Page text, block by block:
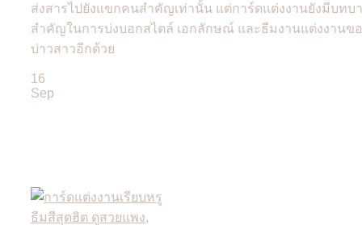
ส่งสารไปยังแขกคนสำคัญเท่านั้น แต่การ์ดแต่งงานยังมีบทบ
สำคัญในการบ่งบอกสไตล์ เอกลักษณ์ และธีมงานแต่งงานข
บ่าวสาวอีกด้วย
16
Sep